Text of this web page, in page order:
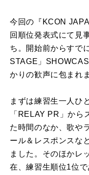
今回の『KCON
回順位発表式にて見
ち。開始前からすで
STAGE」
かりの歓声に包まれ
まずは練習生一人ひ
「RELAY PR」から
た時間のなか、歌や
ール＆レスポンスな
ました。そのほかレ
在、練習生順位1位